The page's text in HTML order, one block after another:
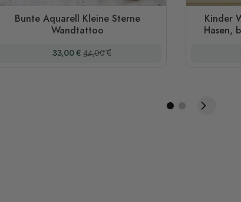
Bunte Aquarell Kleine Sterne
Wandtattoo
Sonderpreis
33,00 € Regulärer Preis
44,00 €
Kinder
Hasen,